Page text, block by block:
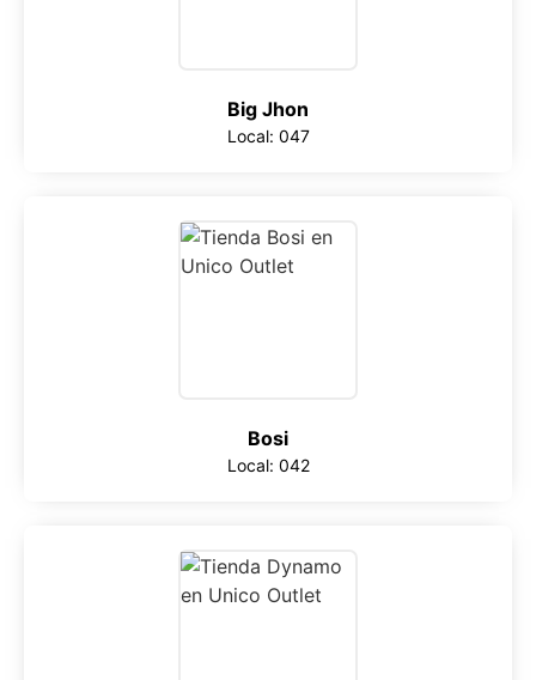
Big Jhon
Local: 047
Bosi
Local: 042